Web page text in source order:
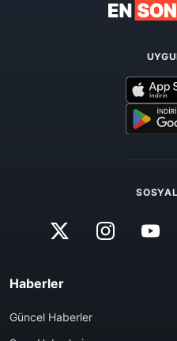
Haberler
Güncel Haberler